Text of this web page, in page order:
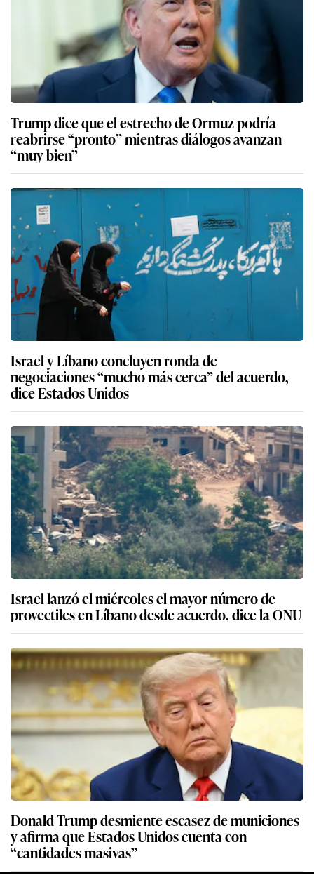
Trump dice que el estrecho de Ormuz podría
reabrirse “pronto” mientras diálogos avanzan
“muy bien”
Israel y Líbano concluyen ronda de
negociaciones “mucho más cerca” del acuerdo,
dice Estados Unidos
Israel lanzó el miércoles el mayor número de
proyectiles en Líbano desde acuerdo, dice la ONU
Donald Trump desmiente escasez de municiones
y afirma que Estados Unidos cuenta con
“cantidades masivas”